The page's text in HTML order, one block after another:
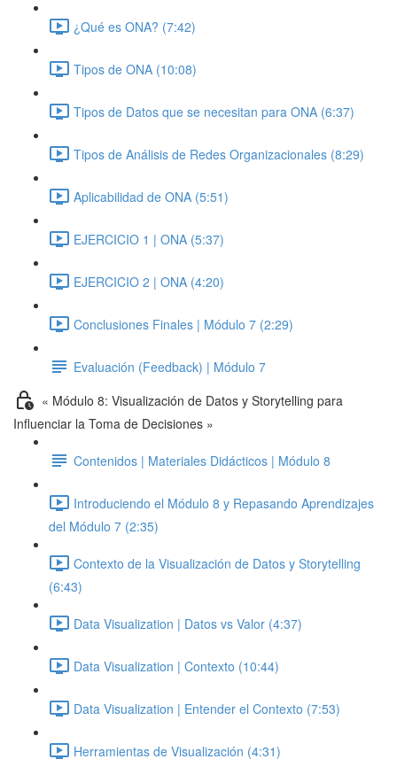
¿Qué es ONA? (7:42)
Tipos de ONA (10:08)
Tipos de Datos que se necesitan para ONA (6:37)
Tipos de Análisis de Redes Organizacionales (8:29)
Aplicabilidad de ONA (5:51)
EJERCICIO 1 | ONA (5:37)
EJERCICIO 2 | ONA (4:20)
Conclusiones Finales | Módulo 7 (2:29)
Evaluación (Feedback) | Módulo 7
« Módulo 8: Visualización de Datos y Storytelling para
Influenciar la Toma de Decisiones »
Contenidos | Materiales Didácticos | Módulo 8
Introduciendo el Módulo 8 y Repasando Aprendizajes
del Módulo 7 (2:35)
Contexto de la Visualización de Datos y Storytelling
(6:43)
Data Visualization | Datos vs Valor (4:37)
Data Visualization | Contexto (10:44)
Data Visualization | Entender el Contexto (7:53)
Herramientas de Visualización (4:31)